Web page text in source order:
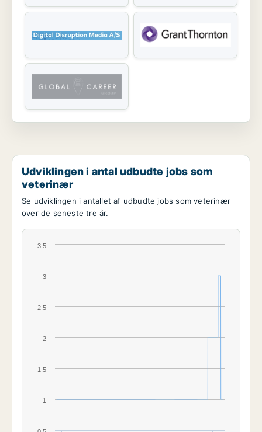
Udviklingen i antal udbudte jobs som
veterinær
Se udviklingen i antallet af udbudte jobs som veterinær
over de seneste tre år.
1
1.5
2
2.5
3
3.5